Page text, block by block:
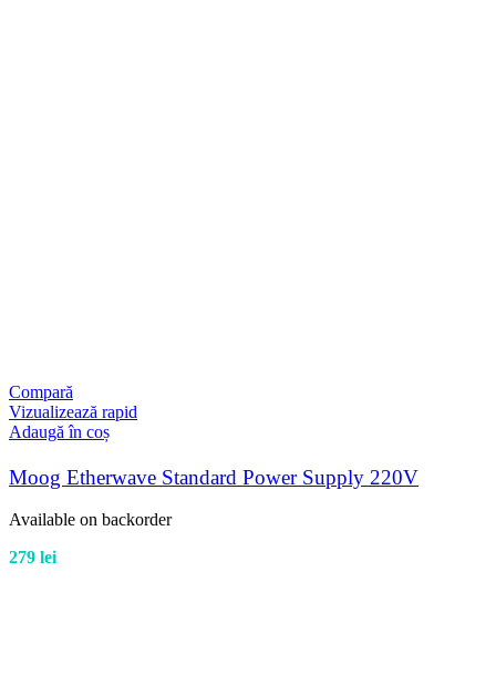
Compară
Vizualizează rapid
Adaugă în coș
Moog Etherwave Standard Power Supply 220V
Available on backorder
279 lei